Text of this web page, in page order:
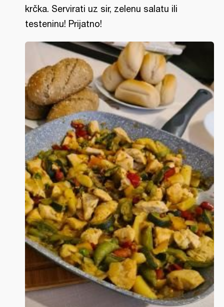
krčka. Servirati uz sir, zelenu salatu ili
testeninu! Prijatno!